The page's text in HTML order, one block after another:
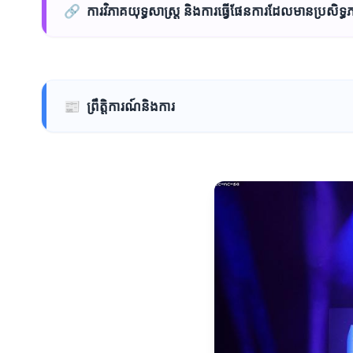
🔗 ការវិភាគយុទ្ធសាស្ត្រ និងការធ្វើផែនការដែលមានប្រសិទ្ធ
📰 ព្រឹត្តិការណ៍និងការ